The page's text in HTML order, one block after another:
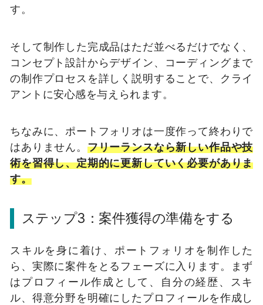
す。
そして制作した完成品はただ並べるだけでなく、
コンセプト設計からデザイン、コーディングまで
の制作プロセスを詳しく説明することで、クライ
アントに安心感を与えられます。
ちなみに、ポートフォリオは一度作って終わりで
はありません。 フリーランスなら新しい作品や技
術を習得し、定期的に更新していく必要がありま
す。
ステップ3：案件獲得の準備をする
スキルを身に着け、ポートフォリオを制作した
ら、実際に案件をとるフェーズに入ります。まず
はプロフィール作成として、自分の経歴、スキ
ル、得意分野を明確にしたプロフィールを作成し